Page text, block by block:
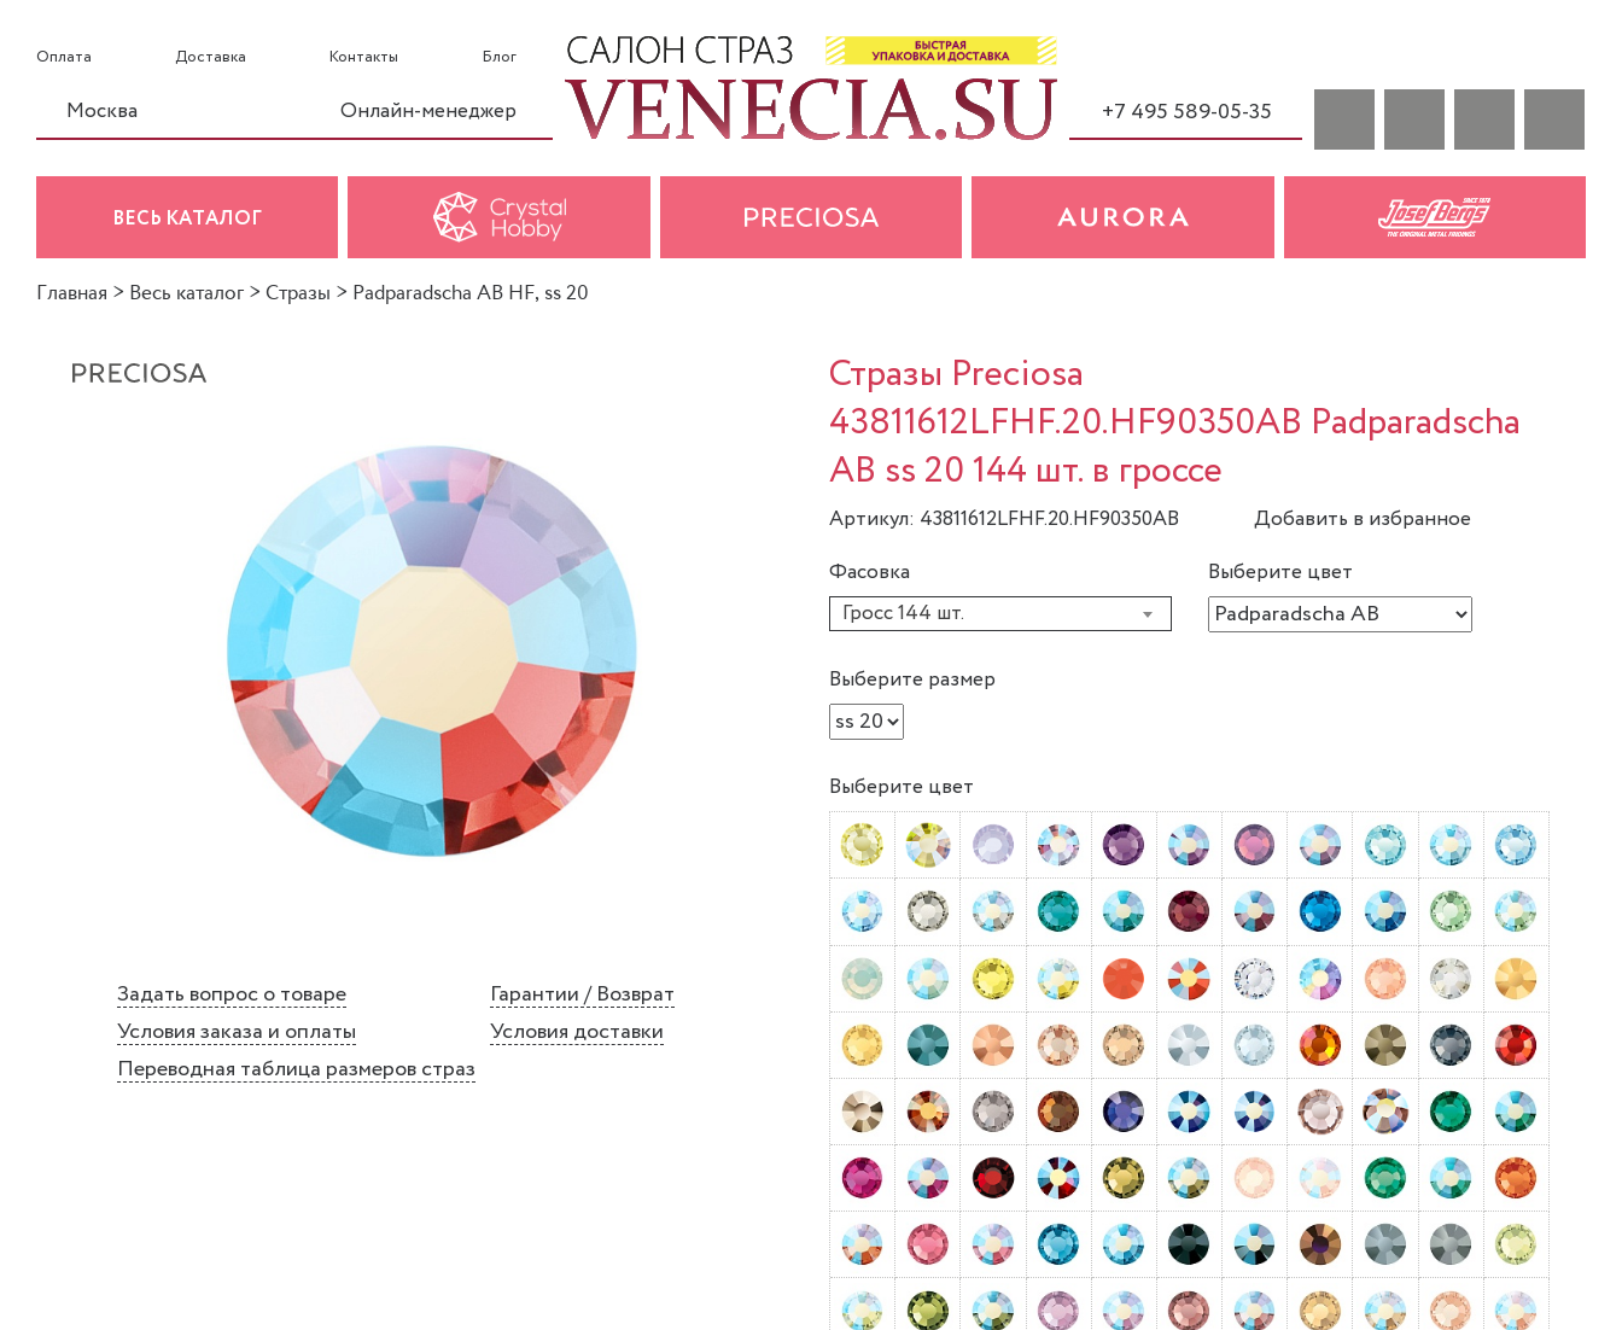
Оплата Доставка Контакты Блог
Москва Онлайн-менеджер +7 495 589-05-35
ВЕСЬ КАТАЛОГ
Главная > Весь каталог > Стразы > Padparadscha AB HF, ss 20
Задать вопрос о товаре
Гарантии / Возврат
Условия заказа и оплаты
Условия доставки
Переводная таблица размеров страз
Стразы Preciosa
43811612LFHF.20.HF90350AB Padparadscha
AB ss 20 144 шт. в гроссе
Артикул: 43811612LFHF.20.HF90350AB
Добавить в избранное
Фасовка
Гросс 144 шт.
Выберите цвет
Выберите размер
Выберите цвет